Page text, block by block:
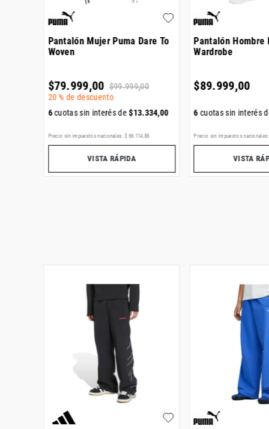
Pantalón Mujer Puma Dare To
Woven
$79.999,00 $99.999,00
20 % de descuento
6cuotas sin interés de$13.334,00
Precio sin impuestos nacionales: $ 66. 114,88
VISTA RÁPIDA
Pantalón Hombre
Wardrobe
$89.999,00
6cuotas sin interés
Precio sin impuestos nacionales:
VISTA